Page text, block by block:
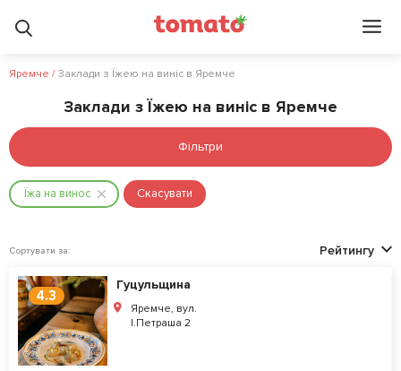
Яремче / Заклади з Їжею на виніс в Яремче
Заклади з Їжею на виніс в Яремче
Фільтри
Їжа на винос Скасувати
Сортувати за: Рейтингу
4.3
Гуцульщина
Яремче, вул.
І.Петраша 2